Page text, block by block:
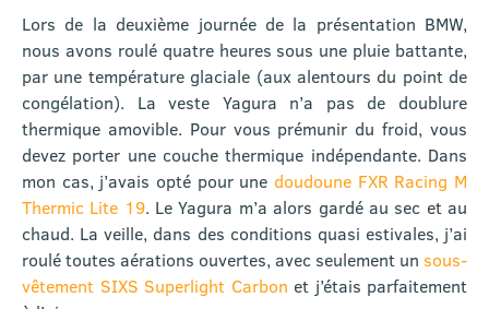
Lors de la deuxième journée de la présentation BMW,
nous avons roulé quatre heures sous une pluie battante,
par une température glaciale (aux alentours du point de
congélation). La veste Yagura n’a pas de doublure
thermique amovible. Pour vous prémunir du froid, vous
devez porter une couche thermique indépendante. Dans
mon cas, j’avais opté pour une doudoune FXR Racing M
Thermic Lite 19. Le Yagura m’a alors gardé au sec et au
chaud. La veille, dans des conditions quasi estivales, j’ai
roulé toutes aérations ouvertes, avec seulement un sous-
vêtement SIXS Superlight Carbon et j’étais parfaitement